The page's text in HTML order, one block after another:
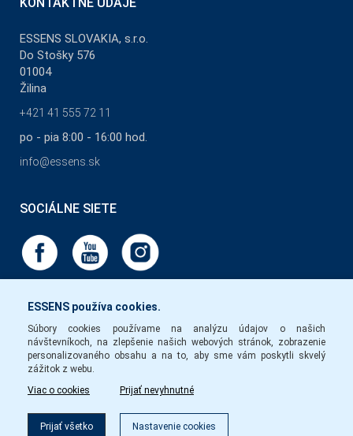
ESSENS používa cookies.
Súbory cookies používame na analýzu údajov o našich
návštevníkoch, na zlepšenie našich webových stránok, zobrazenie
personalizovaného obsahu a na to, aby sme vám poskytli skvelý
zážitok z webu.
Viac o cookies
Prijať nevyhnutné
Prijať všetko Nastavenie cookies
ESSENS SLOVAKIA, s.r.o.
Do Stošky 576
01004
Žilina
+421 41 555 72 11
po - pia 8:00 - 16:00 hod.
info@essens.sk
SOCIÁLNE SIETE